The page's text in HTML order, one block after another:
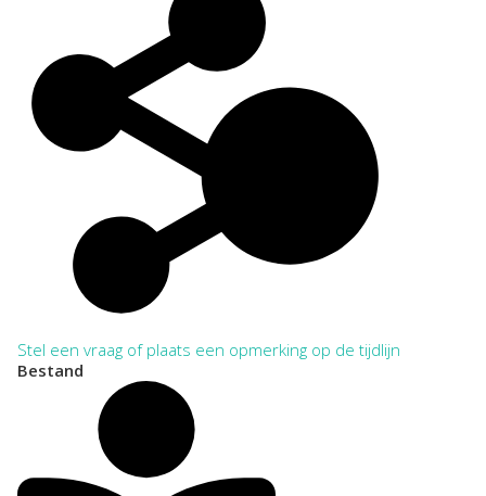
Stel een vraag of plaats een opmerking op de tijdlijn
Bestand